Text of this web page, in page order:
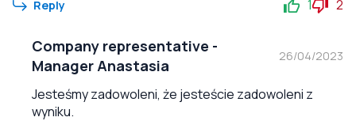
Reply 1 2
Company representative -
Manager Anastasia
26/04/2023
Jesteśmy zadowoleni, że jesteście zadowoleni z
wyniku.